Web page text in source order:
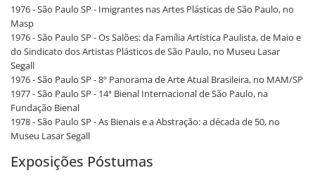
1976 - São Paulo SP - Imigrantes nas Artes Plásticas de São Paulo, no
Masp
1976 - São Paulo SP - Os Salões: da Família Artística Paulista, de Maio e
do Sindicato dos Artistas Plásticos de São Paulo, no Museu Lasar
Segall
1976 - São Paulo SP - 8º Panorama de Arte Atual Brasileira, no MAM/SP
1977 - São Paulo SP - 14ª Bienal Internacional de São Paulo, na
Fundação Bienal
1978 - São Paulo SP - As Bienais e a Abstração: a década de 50, no
Museu Lasar Segall
Exposições Póstumas